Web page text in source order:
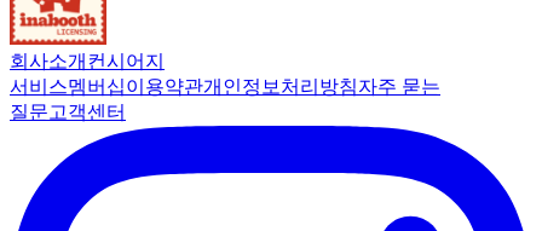
회사소개 컨시어지
서비스멤버십이용약관개인정보처리방침자주 묻는
질문고객센터